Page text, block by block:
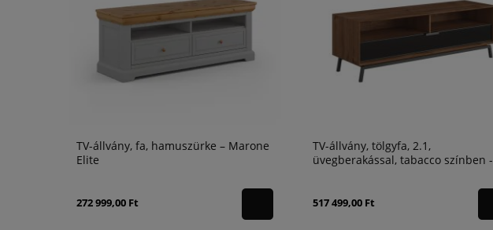
TV-állvány, fa, hamuszürke – Marone
Elite
272 999,00 Ft
TV-állvány, tölgyfa, 2.1,
üvegberakással, tabacco színben -
517 499,00 Ft